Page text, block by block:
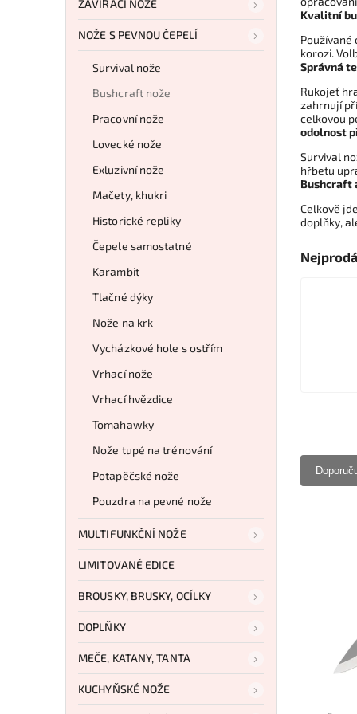
ZAVÍRACÍ NOŽE
NOŽE S PEVNOU ČEPELÍ
Survival nože
Bushcraft nože
Pracovní nože
Lovecké nože
Exluzivní nože
Mačety, khukri
Historické repliky
Čepele samostatné
Karambit
Tlačné dýky
Nože na krk
Vycházkové hole s ostřím
Vrhací nože
Vrhací hvězdice
Tomahawky
Nože tupé na trénování
Potapěčské nože
Pouzdra na pevné nože
MULTIFUNKČNÍ NOŽE
LIMITOVANÉ EDICE
BROUSKY, BRUSKY, OCÍLKY
DOPLŇKY
MEČE, KATANY, TANTA
KUCHYŇSKÉ NOŽE
Kvalitní
korozi.
Správná
Rukojeť
zahrnují
celkovou
odolnost
Survival
hřbetu
Bushcraft
Celkově
doplňky,